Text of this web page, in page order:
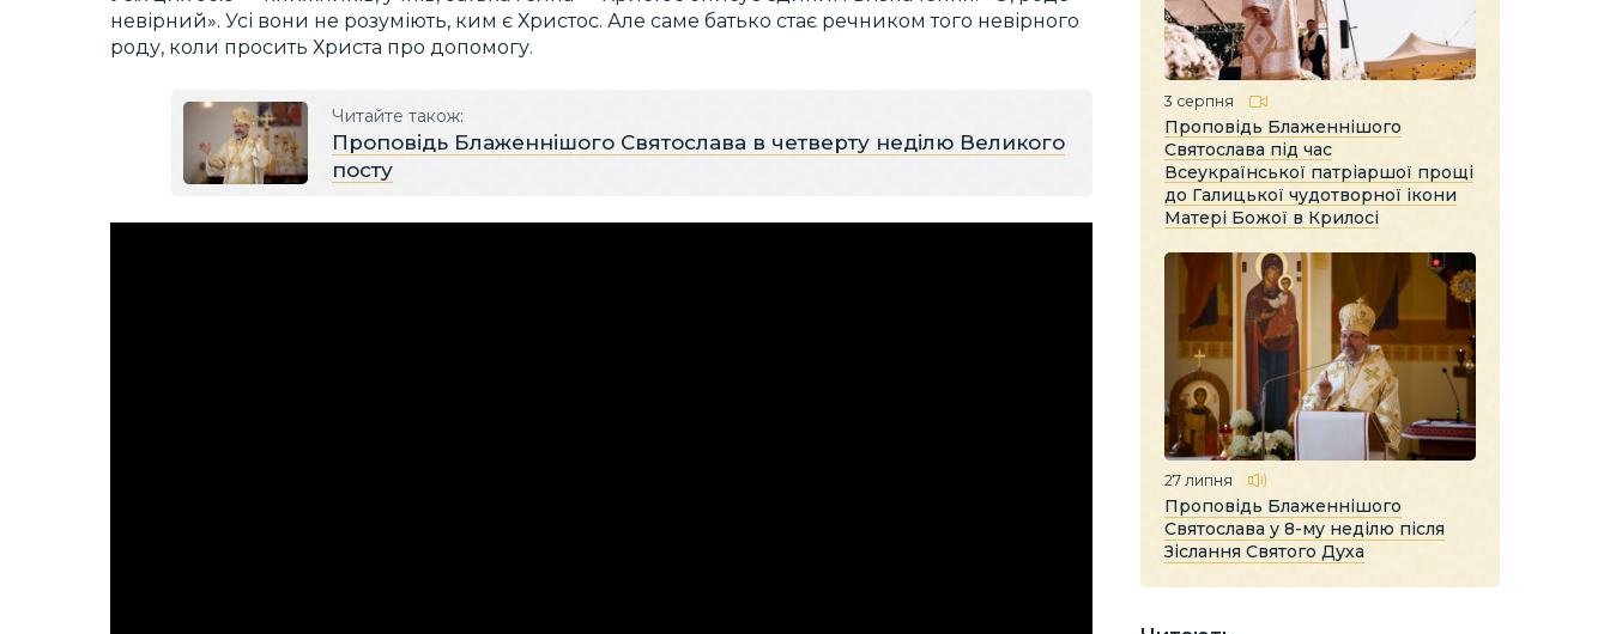
невірний». Усі вони не розуміють, ким є Христос. Але саме батько стає речником того невірного
роду, коли просить Христа про допомогу.
Читайте також:
Проповідь Блаженнішого Святослава в четверту неділю Великого
посту
3 серпня
Проповідь Блаженнішого
Святослава під час
Всеукраїнської патріаршої прощі
до Галицької чудотворної ікони
Матері Божої в Крилосі
27 липня
Проповідь Блаженнішого
Святослава у 8-му неділю після
Зіслання Святого Духа